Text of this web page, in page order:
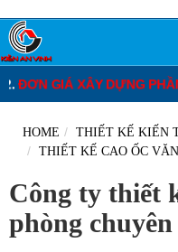
: 3.250.000 – 3.400.000
HOME
THIẾT KẾ KIẾN
THIẾT KẾ CAO ỐC
Công ty thiết
phòng